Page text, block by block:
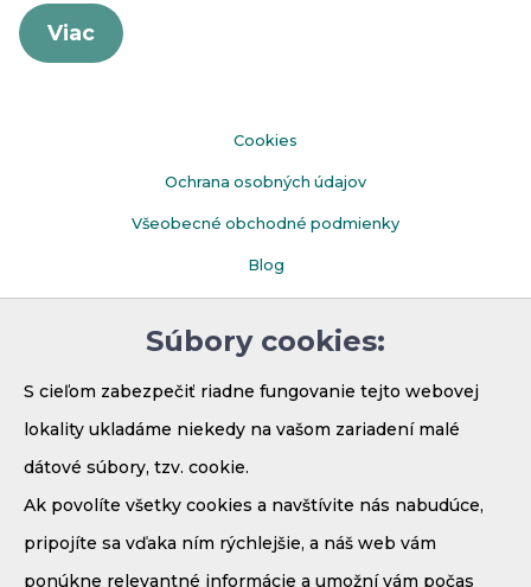
Viac
Súbory cookies:
S cieľom zabezpečiť riadne fungovanie tejto webovej
lokality ukladáme niekedy na vašom zariadení malé
dátové súbory, tzv. cookie.
Ak povolíte všetky cookies a navštívite nás nabudúce,
pripojíte sa vďaka ním rýchlejšie, a náš web vám
ponúkne relevantné informácie a umožní vám počas
Cookies
Ochrana osobných údajov
Všeobecné obchodné podmienky
Blog
Parkovanie